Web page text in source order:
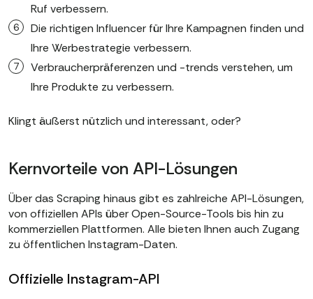
Ruf verbessern.
Die richtigen Influencer für Ihre Kampagnen finden und
Ihre Werbestrategie verbessern.
Verbraucherpräferenzen und -trends verstehen, um
Ihre Produkte zu verbessern.
Klingt äußerst nützlich und interessant, oder?
Kernvorteile von API-Lösungen
Über das Scraping hinaus gibt es zahlreiche API-Lösungen,
von offiziellen APIs über Open-Source-Tools bis hin zu
kommerziellen Plattformen. Alle bieten Ihnen auch Zugang
zu öffentlichen Instagram-Daten.
Offizielle Instagram-API